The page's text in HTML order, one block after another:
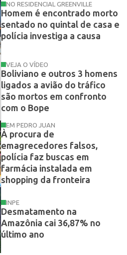
NO RESIDENCIAL GREENVILLE
Homem é encontrado morto
sentado no quintal de casa e
polícia investiga a causa
VEJA O VÍDEO
Boliviano e outros 3 homens
ligados a avião do tráfico
são mortos em confronto
com o Bope
EM PEDRO JUAN
À procura de
emagrecedores falsos,
polícia faz buscas em
farmácia instalada em
shopping da fronteira
INPE
Desmatamento na
Amazônia cai 36,87% no
último ano